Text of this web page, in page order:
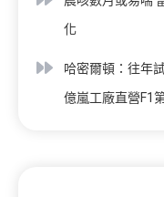
化
哈密爾頓：往年
億嵐工廠直營F1